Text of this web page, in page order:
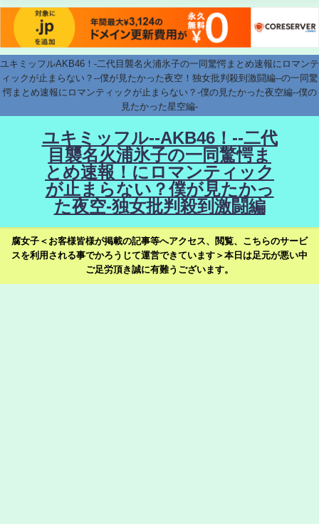
ユキミッフルAKB46！-二代目襲名火浦氷子の一同驚愕まとめ速報にロマンテ
ィックが止まらない？--僕が見たかった夜空！独女批判殺到激闘編--の一同驚
愕まとめ速報にロマンティックが止まらない？-僕の見たかった夜空編--僕の
見たかった星空編-
ユキミッフル--AKB46！--二代
目襲名火浦氷子の一同驚愕ま
とめ速報！にロマンティック
が止まらない？僕が見たかっ
た夜空-独女批判殺到激闘編
腐女子＜お客様皆様が掲載の記事等へアクセス、閲覧、こちらのサービ
スを利用される事でかろうじて運営できています＞本日は足元が悪い中
ご足労頂き誠に有難うございます。